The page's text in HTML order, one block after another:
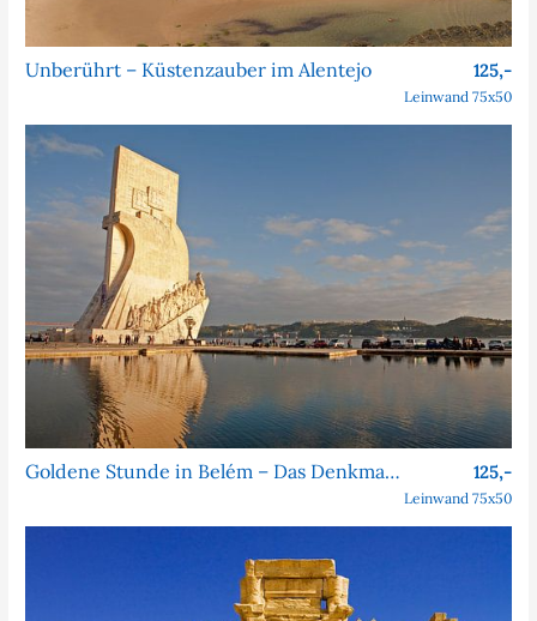
Unberührt – Küstenzauber im Alentejo 125,-
Leinwand 75x50
Goldene Stunde in Belém – Das Denkmal der Entdeckungen 125,-
Leinwand 75x50